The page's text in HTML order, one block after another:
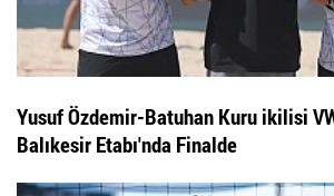
Yusuf Özdemir-Batuhan Kuru ikilisi
Balıkesir Etabı'nda Finalde